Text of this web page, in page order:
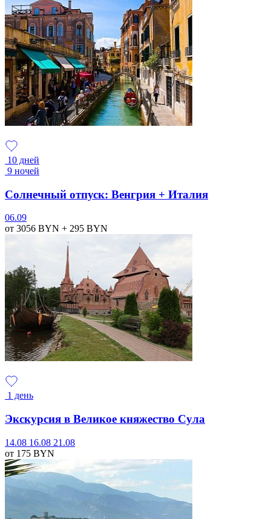
10 дней
9 ночей
Солнечный отпуск: Венгрия + Италия
06.09
от 3056 BYN + 295 BYN
1 день
Экскурсия в Великое княжество Сула
14.08 16.08 21.08
от 175 BYN